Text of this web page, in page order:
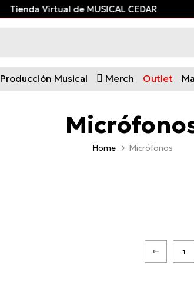
Tienda Virtual de MUSICAL CEDAR
Producción Musical Merch Outlet
Home Micrófonos
1